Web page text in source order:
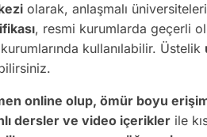
olarak, anlaşmalı
, resmi kurumlarda geçerli
kullanılabilir. Üstelik
online olup, ömür boyu
dersler ve video içerikler ile